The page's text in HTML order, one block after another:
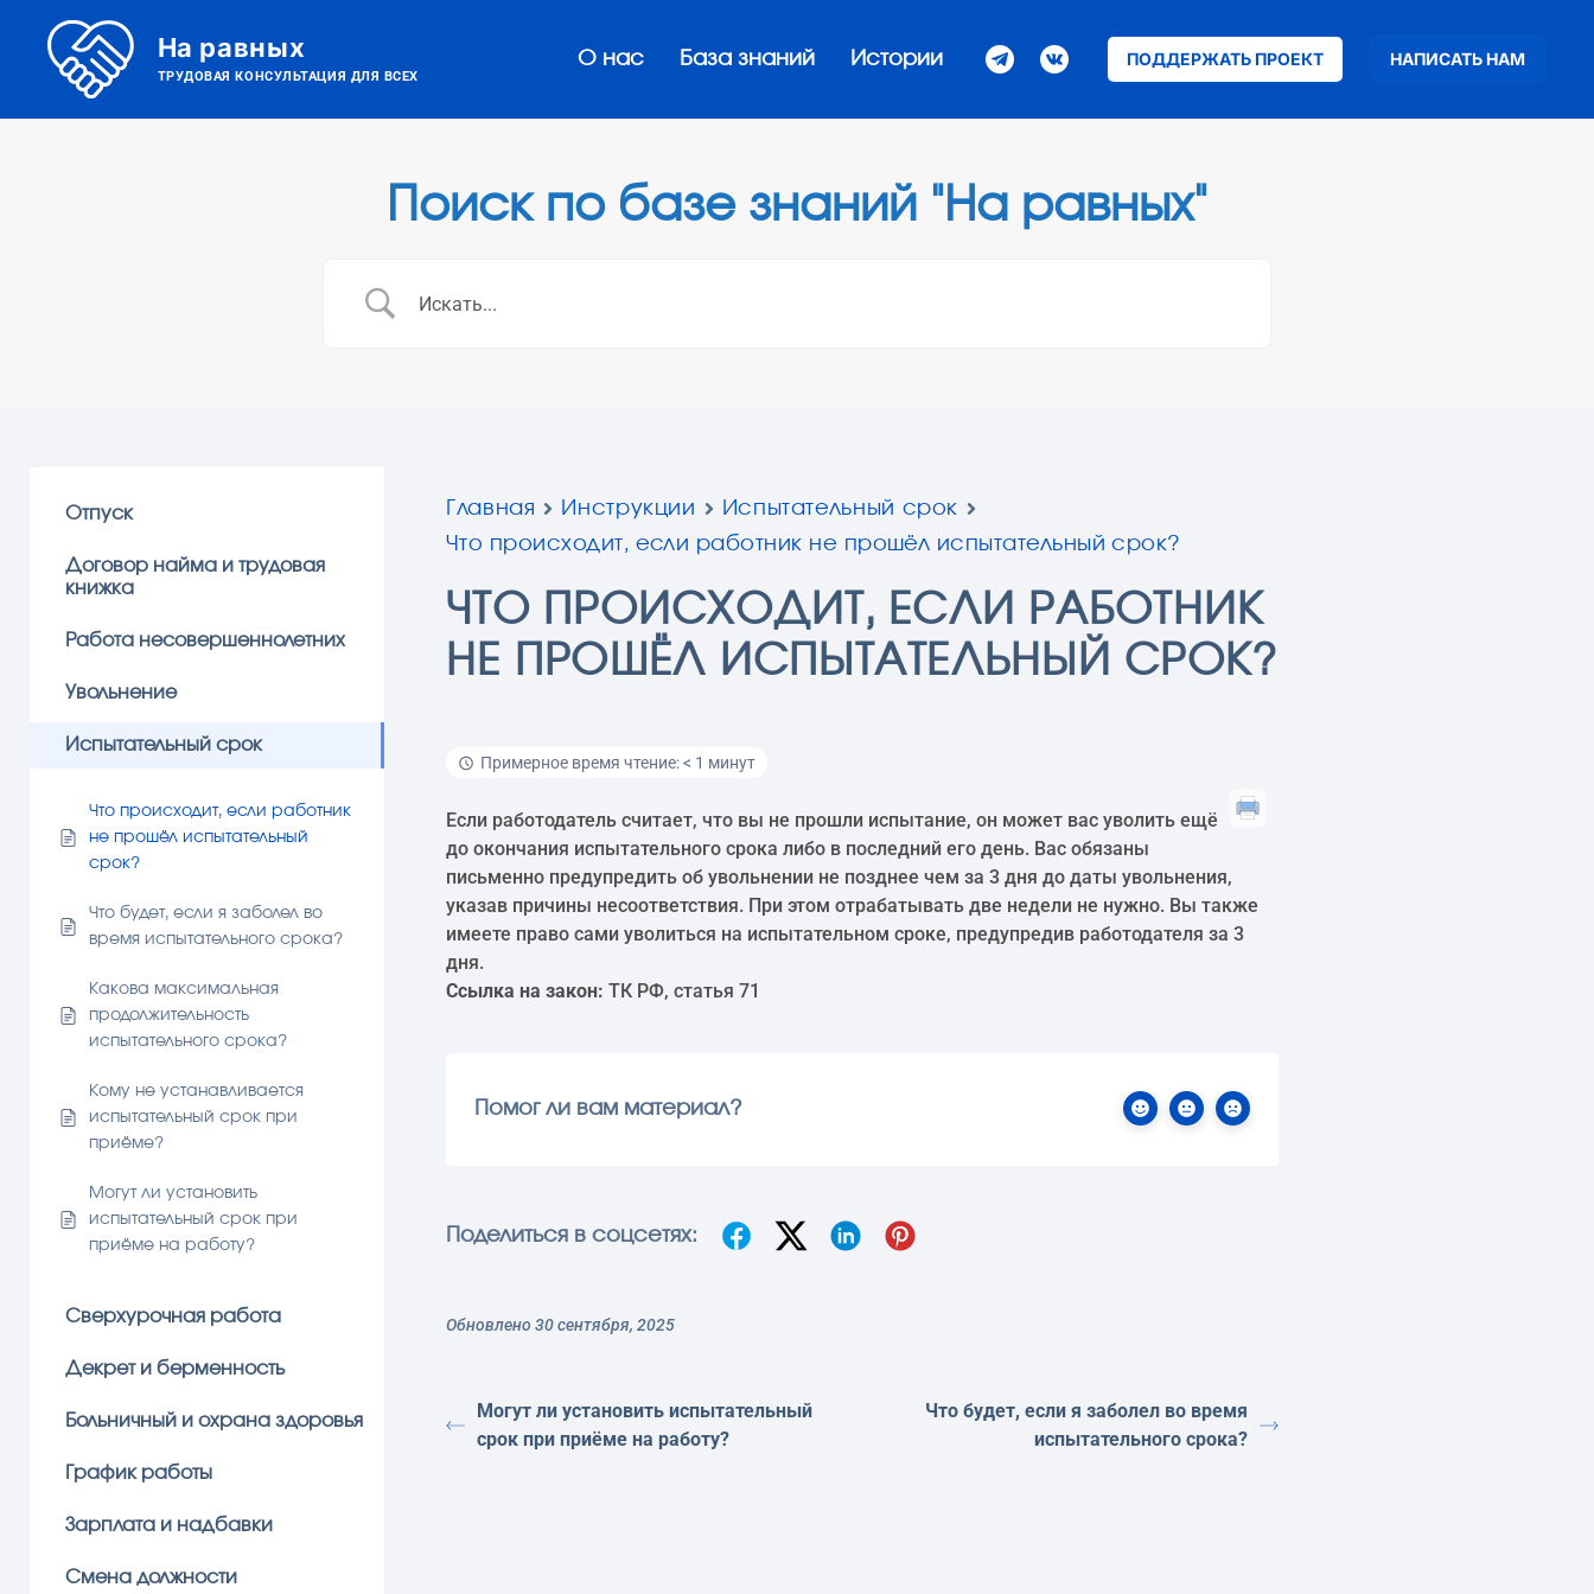
На равных
ТРУДОВАЯ КОНСУЛЬТАЦИЯ ДЛЯ ВСЕХ
О нас База знаний Истории ПОДДЕРЖАТЬ ПРОЕКТ НАПИСАТЬ НАМ
Поиск по базе знаний "На равных"
Отпуск
Договор найма и трудовая
книжка
Работа несовершеннолетних
Увольнение
Испытательный срок
Что происходит, если работник
не прошёл испытательный
срок?
Что будет, если я заболел во
время испытательного срока?
Какова максимальная
продолжительность
испытательного срока?
Кому не устанавливается
испытательный срок при
приёме?
Могут ли установить
испытательный срок при
приёме на работу?
Сверхурочная работа
Декрет и берменность
Больничный и охрана здоровья
График работы
Зарплата и надбавки
Смена должности
Главная Инструкции
Испытательный срок
Что происходит, если работник не прошёл испытательный срок?
ЧТО ПРОИСХОДИТ, ЕСЛИ РАБОТНИК
НЕ ПРОШЁЛ ИСПЫТАТЕЛЬНЫЙ СРОК?
Примерное время чтение: < 1 минут
Если работодатель считает, что вы не прошли испытание, он может вас уволить ещё
до окончания испытательного срока либо в последний его день. Вас обязаны
письменно предупредить об увольнении не позднее чем за 3 дня до даты увольнения,
указав причины несоответствия. При этом отрабатывать две недели не нужно. Вы также
имеете право сами уволиться на испытательном сроке, предупредив работодателя за 3
дня.
Ссылка на закон: ТК РФ, статья 71
Помог ли вам материал?
Поделиться в соцсетях:
Обновлено 30 сентября, 2025
Могут ли установить испытательный
срок при приёме на работу?
Что будет, если я заболел во время
испытательного срока?